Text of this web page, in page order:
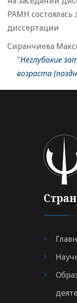
РАМН состоялась
диссертации
Сиранчиева
"Неглубокие
возраста